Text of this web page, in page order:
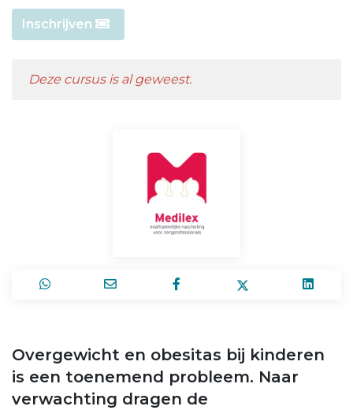
Inschrijven
Deze cursus is al geweest.
Overgewicht en obesitas bij kinderen
is een toenemend probleem. Naar
verwachting dragen de